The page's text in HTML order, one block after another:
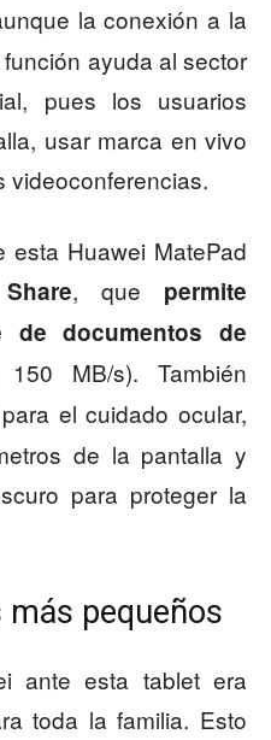
la conexión a la
ayuda al sector
pues los usuarios
usar marca en vivo
videoconferencias.
Huawei MatePad
, que permite
de documentos de
MB/s). También
el cuidado ocular,
de la pantalla y
para proteger la
más pequeños
ante esta tablet era
toda la familia. Esto